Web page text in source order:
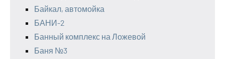
Байкал, автомойка
БАНИ-2
Банный комплекс на Ложевой
Баня №3